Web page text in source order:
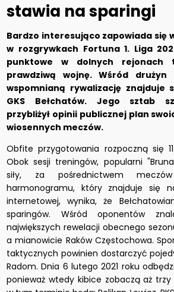
stawia na sparingi
Bardzo interesująco zapowiada się
w rozgrywkach Fortuna 1. Liga
punktowe w dolnych rejonach
prawdziwą wojnę. Wśród drużyn
wspomnianą rywalizację znajduje
GKS Bełchatów. Jego sztab
przybliżył opinii publicznej plan
wiosennych meczów.
Obfite przygotowania rozpoczną się
Obok sesji treningów, popularni
siły, za pośrednictwem
harmonogramu, który znajduje się
internetowej, wynika, że
sparingów. Wśród oponentów
największych rewelacji obecnego
a mianowicie Raków Częstochowa.
taktycznych powinien dostarczyć
Radom. Dnia 6 lutego 2021 roku
ponieważ wtedy kibice zobaczą aż trzy